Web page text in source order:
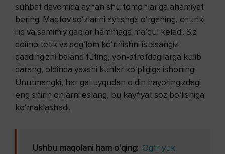
suhbat davomida aynan shu tomonlariga ahamiyat
bering. Maqtov so‘zlarini aytishga o‘rganing, chunki
iliq va samimiy gaplar hammaga ma’qul keladi. Siz
doimo tetik va sog‘lom ko‘rinishni istasangiz
qaddingizni baland tuting, yon-atrofdagilarga kulib
qarang, oldinda yaxshi kunlar ko‘pligiga ishoning.
Unutmangki, har gal uyqudan oldin hayotingizdagi
eng shirin onlarni eslang, bu kayfiyat soz bo‘lishiga
ko‘maklashadi.
Ushbu maqolani ham o‘qing: Og‘ir yuk